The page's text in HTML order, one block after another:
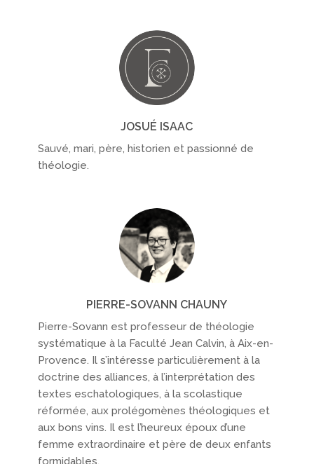
JOSUÉ ISAAC
Sauvé, mari, père, historien et passionné de
théologie.
PIERRE-SOVANN CHAUNY
Pierre-Sovann est professeur de théologie
systématique à la Faculté Jean Calvin, à Aix-en-
Provence. Il s’intéresse particulièrement à la
doctrine des alliances, à l’interprétation des
textes eschatologiques, à la scolastique
réformée, aux prolégomènes théologiques et
aux bons vins. Il est l’heureux époux d’une
femme extraordinaire et père de deux enfants
formidables.